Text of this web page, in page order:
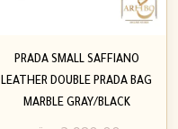
PRADA SMALL SAFFIANO
LEATHER DOUBLE PRADA BAG
MARBLE GRAY/BLACK